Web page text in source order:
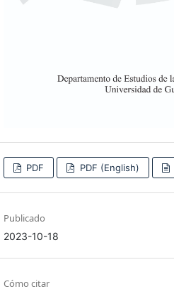
PDF PDF (English)
Publicado
2023-10-18
Cómo citar